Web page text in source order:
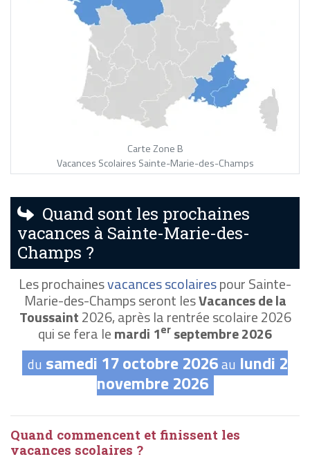
Carte Zone B
Vacances Scolaires Sainte-Marie-des-Champs
Quand sont les prochaines
vacances à Sainte-Marie-des-
Champs ?
Les prochainesvacances scolairespour Sainte-
Marie-des-Champs seront lesVacances de la
Toussaint2026, après la rentrée scolaire 2026
qui se fera lemardi 1er septembre 2026
du samedi 17 octobre 2026au lundi 2
novembre 2026
Quand commencent et finissent les
vacances scolaires ?